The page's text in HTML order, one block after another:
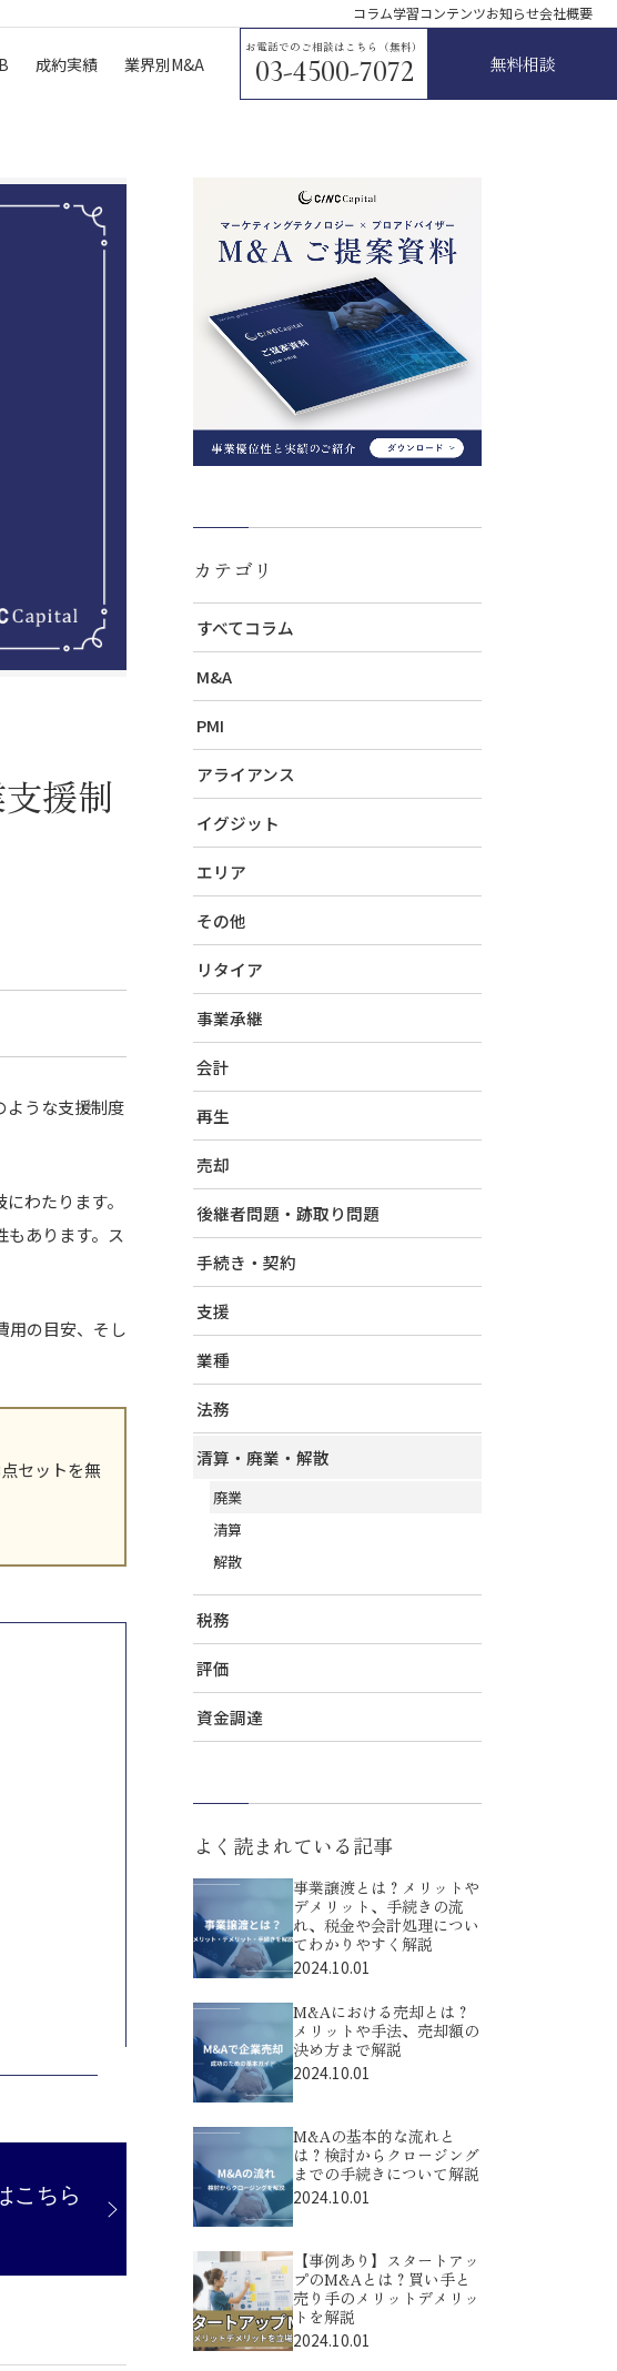
コラム学習コンテンツお知らせ会社概要
成約実績 業界別M&A
お電話でのご相談はこちら（無料）
03-4500-7072 無料相談
援制
ような支援制度
わたります。
あります。ス
用の目安、そし
セットを無
こちら
カテゴリ
すべてコラム
M&A
PMI
アライアンス
イグジット
エリア
その他
リタイア
事業承継
会計
再生
売却
後継者問題・跡取り問題
手続き・契約
支援
業種
法務
清算・廃業・解散
廃業
清算
解散
税務
評価
資金調達
よく読まれている記事
事業譲渡とは？メリットや
デメリット、手続きの流
れ、税金や会計処理につい
てわかりやすく解説
2024.10.01
M&Aにおける売却とは？
メリットや手法、売却額の
決め方まで解説
2024.10.01
M&Aの基本的な流れと
は？検討からクロージング
までの手続きについて解説
2024.10.01
【事例あり】スタートアッ
プのM&Aとは？買い手と
売り手のメリットデメリッ
トを解説
2024.10.01